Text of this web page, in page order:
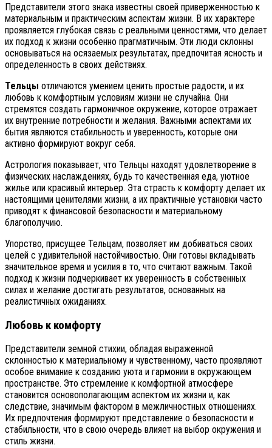
Представители этого знака известны своей приверженностью к
материальным и практическим аспектам жизни. В их характере
проявляется глубокая связь с реальными ценностями, что делает
их подход к жизни особенно прагматичным. Эти люди склонны
основываться на осязаемых результатах, предпочитая ясность и
определенность в своих действиях.
Тельцы отличаются умением ценить простые радости, и их
любовь к комфортным условиям жизни не случайна. Они
стремятся создать гармоничное окружение, которое отражает
их внутренние потребности и желания. Важными аспектами их
бытия являются стабильность и уверенность, которые они
активно формируют вокруг себя.
Астрология показывает, что Тельцы находят удовлетворение в
физических наслаждениях, будь то качественная еда, уютное
жилье или красивый интерьер. Эта страсть к комфорту делает их
настоящими ценителями жизни, а их практичные установки часто
приводят к финансовой безопасности и материальному
благополучию.
Упорство, присущее Тельцам, позволяет им добиваться своих
целей с удивительной настойчивостью. Они готовы вкладывать
значительное время и усилия в то, что считают важным. Такой
подход к жизни подчеркивает их уверенность в собственных
силах и желание достигать результатов, основанных на
реалистичных ожиданиях.
Любовь к комфорту
Представители земной стихии, обладая выраженной
склонностью к материальному и чувственному, часто проявляют
особое внимание к созданию уюта и гармонии в окружающем
пространстве. Это стремление к комфортной атмосфере
становится основополагающим аспектом их жизни и, как
следствие, значимым фактором в межличностных отношениях.
Их предпочтения формируют представление о безопасности и
стабильности, что в свою очередь влияет на выбор окружения и
стиль жизни.